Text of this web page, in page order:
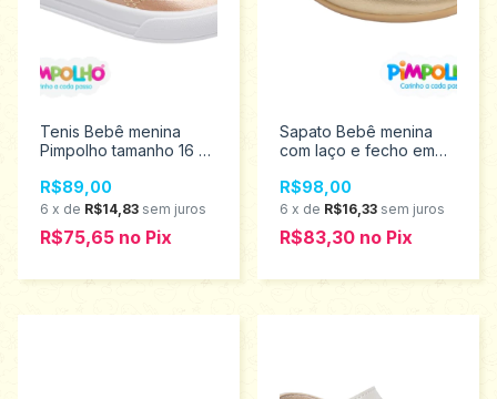
Tenis Bebê menina
Pimpolho tamanho 16 ao
R$89,00
6 x de R$14,83 sem juros
R$75,65 no Pix
Sapato Bebê menina
com laço e fecho em
Tamanhos 16 ao 21
0120653
R$98,00
6 x de R$16,33 sem juros
R$83,30 no Pix